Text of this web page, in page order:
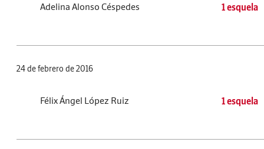
Adelina Alonso Céspedes 1 esquela
24 de febrero de 2016
Félix Ángel López Ruiz 1 esquela